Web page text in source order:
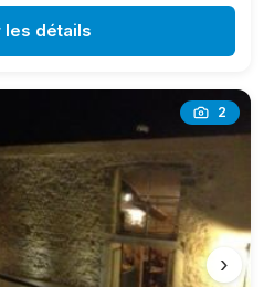
les détails
2
›